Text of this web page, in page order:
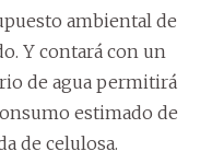
ambiental de
Y contará con un
de agua permitirá
estimado de
de celulosa.